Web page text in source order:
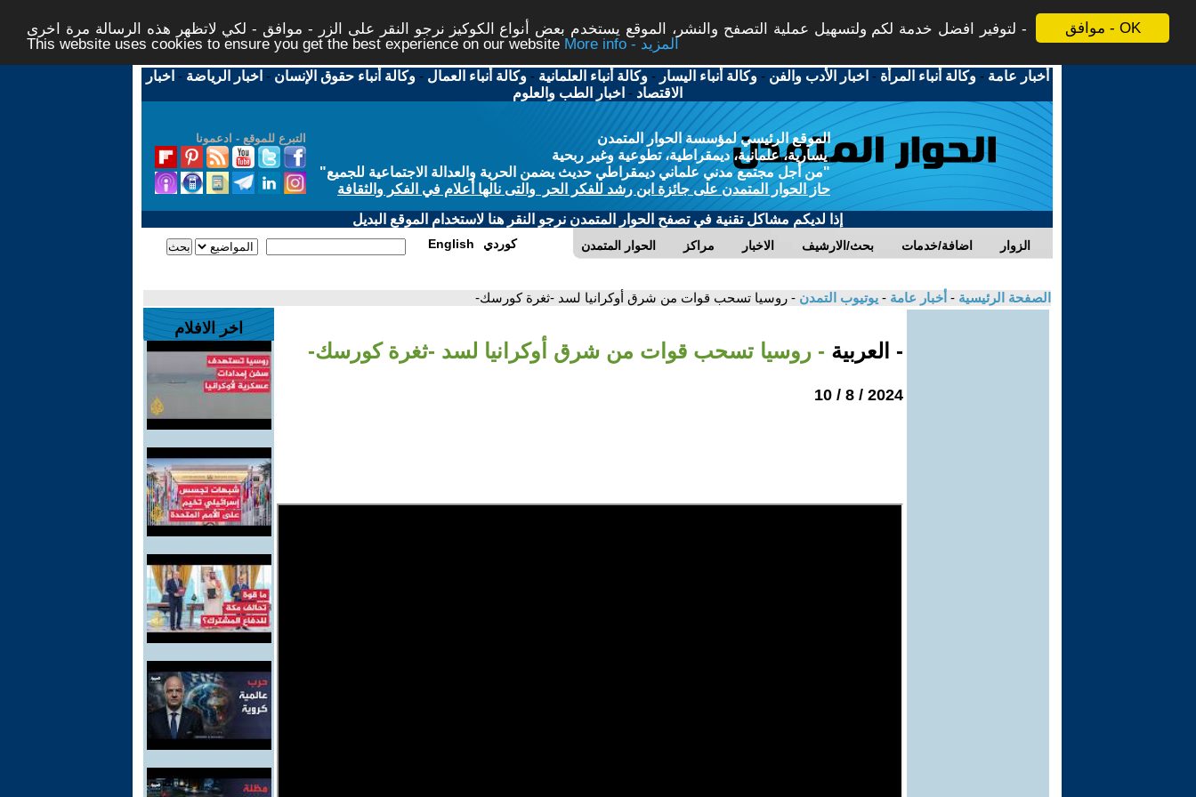
موافق - OK
لتوفير افضل خدمة لكم ولتسهيل عملية التصفح والنشر، الموقع يستخدم بعض أنواع الكوكيز نرجو النقر على الزر - موافق - لكي لاتظهر هذه الرسالة مرة اخرى -
This website uses cookies to ensure you get the best experience on our website
More info - المزيد
أخبار عامة -وكالة أنباء المرأة - اخبار الأدب والفن -وكالة أنباء اليسار -وكالة أنباء العلمانية -وكالة أنباء العمال -وكالة أنباء حقوق الإنسان - اخبار الرياضة - اخبار
الاقتصاد - اخبار الطب والعلوم
التبرع للموقع - ادعمونا
الموقع الرئيسي لمؤسسة الحوار المتمدن
يسارية، علمانية، ديمقراطية، تطوعية وغير ربحية
"من أجل مجتمع مدني علماني ديمقراطي حديث يضمن الحرية والعدالة الاجتماعية للجميع"
حاز الحوار المتمدن على جائزة ابن رشد للفكر الحر والتى نالها أعلام في الفكر والثقافة
إذا لديكم مشاكل تقنية في تصفح الحوار المتمدن نرجو النقر هنا لاستخدام الموقع البديل
الحوار المتمدن مراكز الاخبار بحث/الارشيف اضافة/خدمات الزوار English كوردي
الصفحة الرئيسية - أخبار عامة - يوتيوب التمدن - روسيا تسحب قوات من شرق أوكرانيا لسد -ثغرة كورسك-
- العربية - روسيا تسحب قوات من شرق أوكرانيا لسد -ثغرة كورسك-
2024 / 8 / 10
اخر الافلام